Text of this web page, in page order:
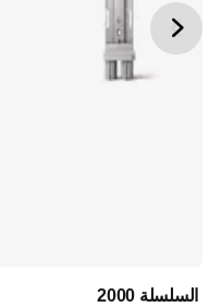
السلسلة 2000